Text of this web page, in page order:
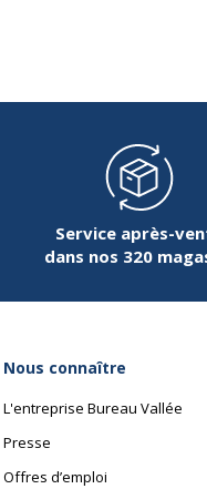
Service après-
dans nos 320
Nous connaître
L'entreprise Bureau Vallée
Presse
Offres d’emploi